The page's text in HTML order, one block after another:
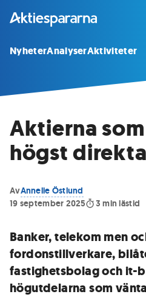
NyheterAnalyserAktiviteter
Aktierna
högst
AvAnnelie Östlund
19 september 2025
3 min lästid
Banker, telekom men
fordonstillverkare,
fastighetsbolag och it-
högutdelarna som